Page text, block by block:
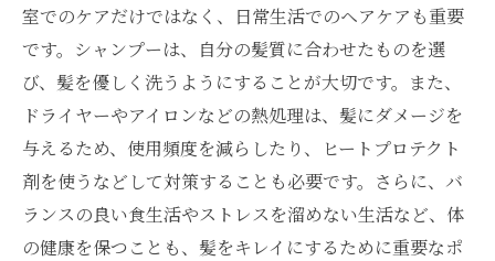
室でのケアだけではなく、日常生活でのヘアケアも重要
です。シャンプーは、自分の髪質に合わせたものを選
び、髪を優しく洗うようにすることが大切です。また、
ドライヤーやアイロンなどの熱処理は、髪にダメージを
与えるため、使用頻度を減らしたり、ヒートプロテクト
剤を使うなどして対策することも必要です。さらに、バ
ランスの良い食生活やストレスを溜めない生活など、体
の健康を保つことも、髪をキレイにするために重要なポ